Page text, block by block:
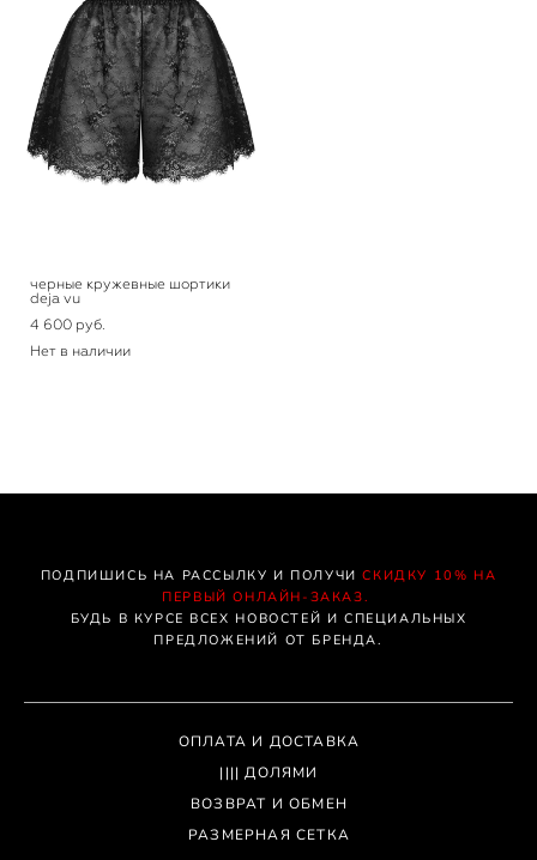
черные кружевные шортики
deja vu
4 600 pуб.
Нет в наличии
ПОДПИШИСЬ НА РАССЫЛКУ И ПОЛУЧИСКИДКУ 10% НА
ПЕРВЫЙ ОНЛАЙН-ЗАКАЗ.
БУДЬ В КУРСЕ ВСЕХ НОВОСТЕЙ И СПЕЦИАЛЬНЫХ
ПРЕДЛОЖЕНИЙ ОТ БРЕНДА.
ОПЛАТА И ДОСТАВКА
|||| ДОЛЯМИ
ВОЗВРАТ И ОБМЕН
РАЗМЕРНАЯ СЕТКА